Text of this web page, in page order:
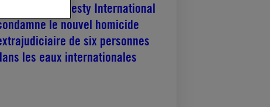
États-Unis. Amnesty International
le nouvel homicide
de six personnes
les eaux internationales